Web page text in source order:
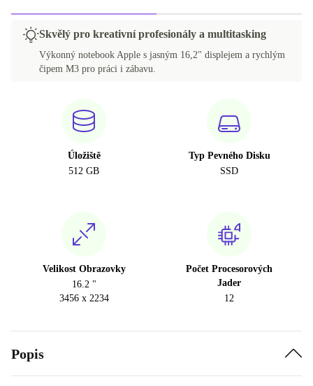
Skvělý pro kreativní profesionály a multitasking
Výkonný notebook Apple s jasným 16,2" displejem a rychlým
čipem M3 pro práci i zábavu.
Úložiště
512 GB
Typ Pevného Disku
SSD
Velikost Obrazovky
16.2 "
3456 x 2234
Počet Procesorových
Jader
12
Popis